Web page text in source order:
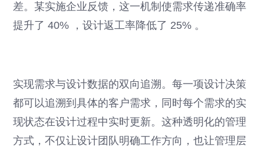
差。某实施企业反馈，这一机制使需求传递准确率
提升了 40% ，设计返工率降低了 25% 。
实现需求与设计数据的双向追溯。每一项设计决策
都可以追溯到具体的客户需求，同时每个需求的实
现状态在设计过程中实时更新。这种透明化的管理
方式，不仅让设计团队明确工作方向，也让管理层